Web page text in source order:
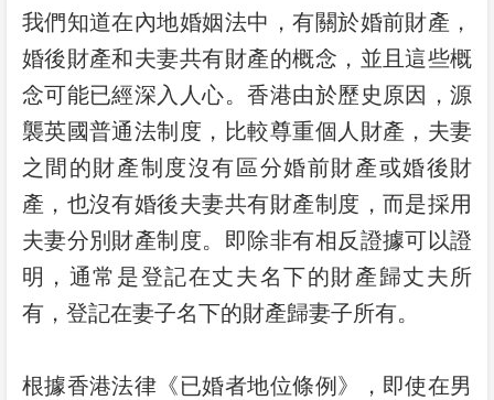
我們知道在內地婚姻法中，有關於婚前財產，
婚後財產和夫妻共有財產的概念，並且這些概
念可能已經深入人心。香港由於歷史原因，源
襲英國普通法制度，比較尊重個人財產，夫妻
之間的財產制度沒有區分婚前財產或婚後財
產，也沒有婚後夫妻共有財產制度，而是採用
夫妻分別財產制度。即除非有相反證據可以證
明，通常是登記在丈夫名下的財產歸丈夫所
有，登記在妻子名下的財產歸妻子所有。
根據香港法律《已婚者地位條例》，即使在男